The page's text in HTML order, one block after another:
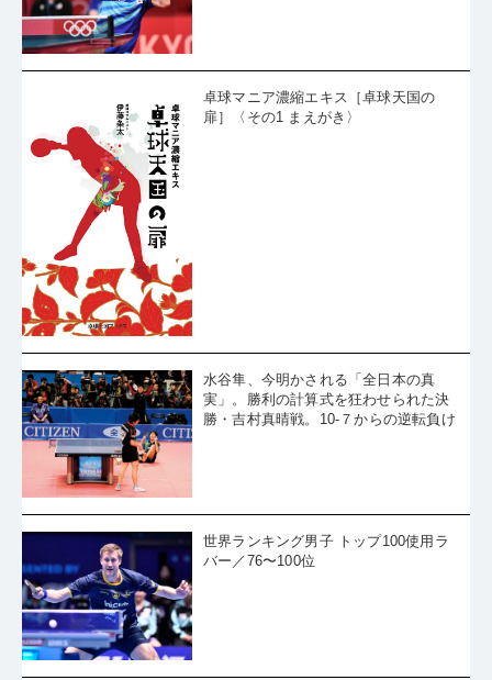
卓球マニア濃縮エキス［卓球天国の
扉］〈その1 まえがき〉
水谷隼、今明かされる「全日本の真
実」。勝利の計算式を狂わせられた決
勝・吉村真晴戦。10-７からの逆転負け
世界ランキング男子 トップ100使用ラ
バー／76〜100位